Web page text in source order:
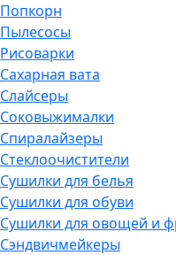
Попкорн
Пылесосы
Рисоварки
Сахарная вата
Слайсеры
Соковыжималки
Спиралайзеры
Стеклоочистители
Сушилки для белья
Сушилки для обуви
Сушилки для овощей и
Сэндвичмейкеры